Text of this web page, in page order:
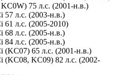
75 л.с. (2001-н.в.)
57 л.с. (2003-н.в.)
61 л.с. (2005-2010)
68 л.с. (2005-н.в.)
84 л.с. (2005-н.в.)
(KC07) 65 л.с. (2001-н.в.)
(KC08, KC09) 82 л.с. (2002-